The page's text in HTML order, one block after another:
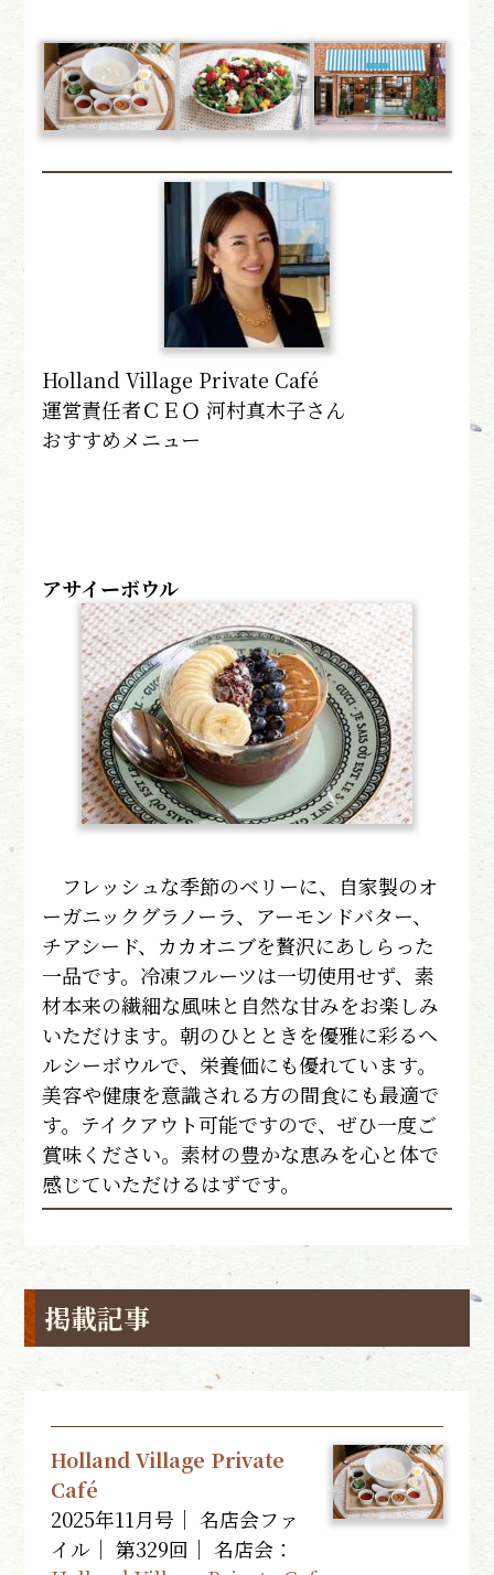
Holland Village Private Café
運営責任者ＣＥＯ 河村真木子さん
おすすめメニュー
アサイーボウル
フレッシュな季節のベリーに、自家製のオ
ーガニックグラノーラ、アーモンドバター、
チアシード、カカオニブを贅沢にあしらった
一品です。冷凍フルーツは一切使用せず、素
材本来の繊細な風味と自然な甘みをお楽しみ
いただけます。朝のひとときを優雅に彩るヘ
ルシーボウルで、栄養価にも優れています。
美容や健康を意識される方の間食にも最適で
す。テイクアウト可能ですので、ぜひ一度ご
賞味ください。素材の豊かな恵みを心と体で
感じていただけるはずです。
掲載記事
Holland Village Private
Café
2025年11月号｜ 名店会ファ
イル｜ 第329回｜名店会：